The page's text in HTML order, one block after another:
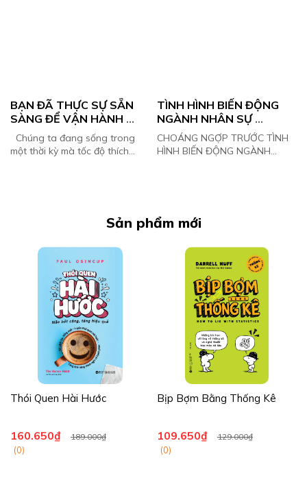
BẠN ĐÃ THỰC SỰ SẴN
SÀNG ĐỂ VẬN HÀNH
CÙNG AI AGENT NHƯ 1
CỘNG SỰ CHIẾN LƯỢC?
Chúng ta đang sống trong
một thời kỳ mà tốc độ thích
TÌNH HÌNH BIẾN ĐỘNG
NGÀNH NHÂN SỰ
TRONG NĂM 2023 VÀ
NHỮNG GÌ NHÀ QUẢN
TRỊ CÓ THỂ LÀM!
CHOÁNG NGỢP TRƯỚC TÌNH
HÌNH BIẾN ĐỘNG NGÀNH
Sản phẩm mới
Thói Quen Hài Hước
160.650₫ 189.000₫
(0)
Bịp Bợm Bằng Thống Kê
109.650₫ 129.000₫
(0)